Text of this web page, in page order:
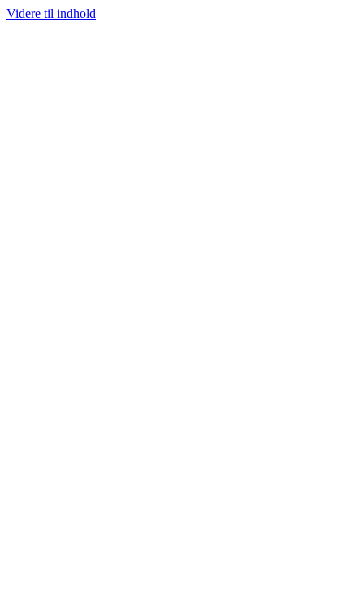
Videre til indhold